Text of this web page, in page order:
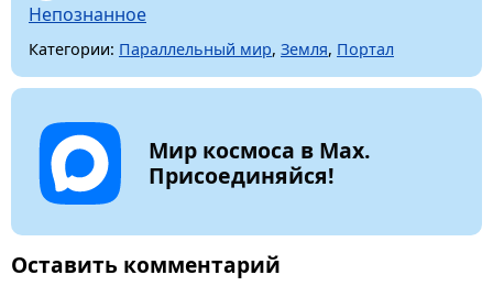
Непознанное
Категории: Параллельный мир, Земля, Портал
Мир космоса в Max.
Присоединяйся!
Оставить комментарий